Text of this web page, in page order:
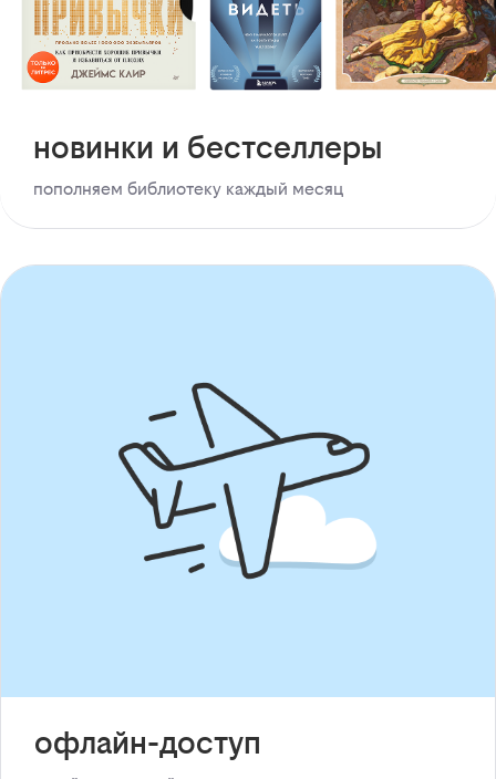
новинки и бестселлеры
пополняем библиотеку каждый месяц
офлайн-доступ